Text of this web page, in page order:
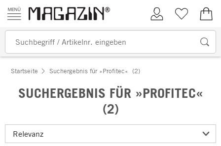
Zum Inhalt springen
Kundenkonto
Merkliste
Startseite Suchergebnis für »Profitec« (2)
SUCHERGEBNIS FÜR »PROFITEC«
(2)